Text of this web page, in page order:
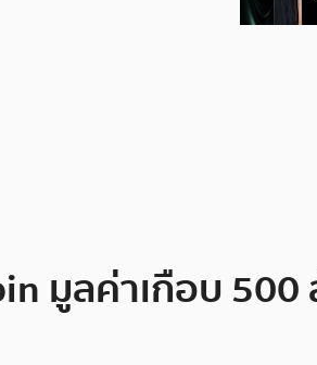
มูลค่าเกือบ